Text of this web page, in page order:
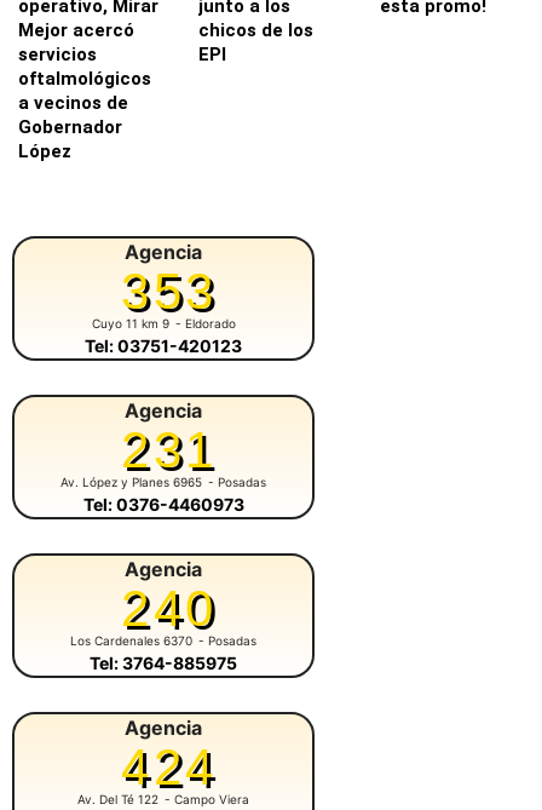
operativo, Mirar
Mejor acercó
servicios
oftalmológicos
a vecinos de
Gobernador
López
junto a los
chicos de los
EPI
esta promo!
Agencia
353
Cuyo 11 km 9 - Eldorado
Tel: 03751-420123
Agencia
231
Av. López y Planes 6965 - Posadas
Tel: 0376-4460973
Agencia
240
Los Cardenales 6370 - Posadas
Tel: 3764-885975
Agencia
424
Av. Del Té 122 - Campo Viera